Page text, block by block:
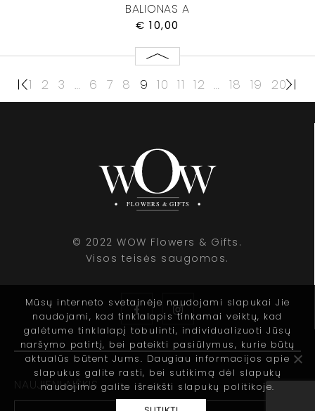
BALIONAS A
€ 10,00
1 2 3 … 6 7 8 9 10 11 12 … 18 19 20
© 2022 WOW Flowers & Gifts.
Visos teisės saugomos.
NAUJIENLAIŠKIS
Mūsų interneto svetainėje naudojami slapukai Jie
naudojami, kad tinklalapis tinkamai veiktų, kad
galėtume tinklalapį tobulinti, individualizuoti Jūsų
naršymo patirtį, bei pateikti pasiūlymus, kurie būtų
aktualūs būtent Jums. Daugiau informacijos apie
slapukus galite rasti, bei sutikimą dėl slapukų
naudojimo galite išreikšti slapukų politikoje.